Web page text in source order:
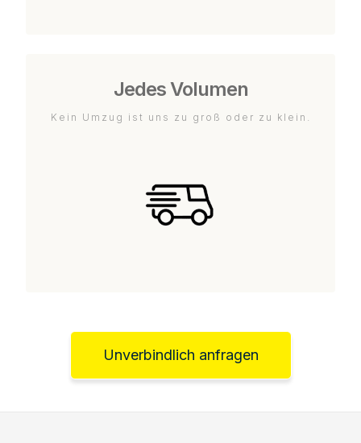
Jedes Volumen
Kein Umzug ist uns zu groß oder zu klein.
Unverbindlich anfragen